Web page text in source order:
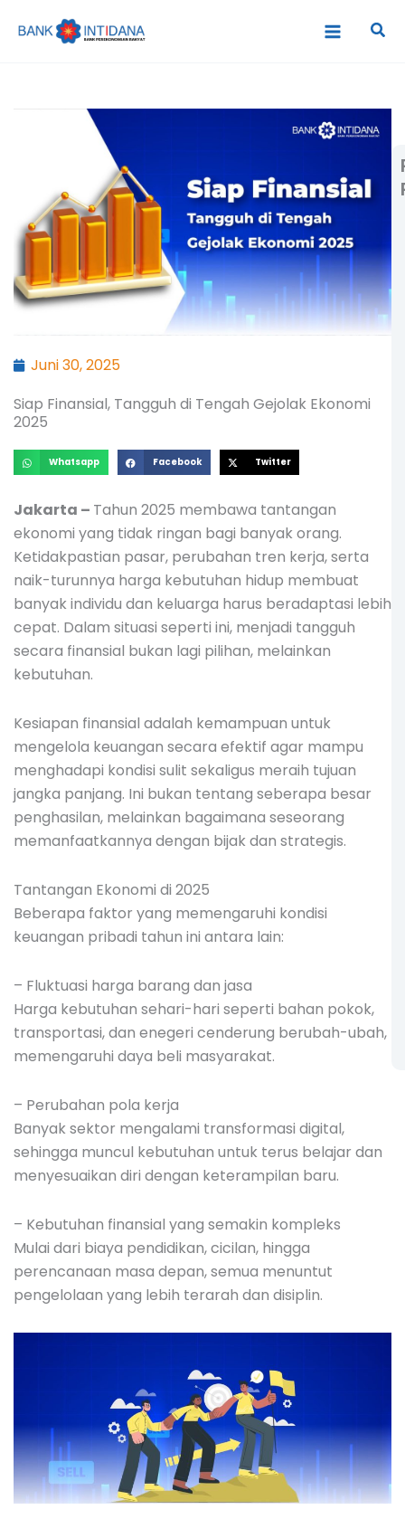
Cari
Juni 30, 2025
Siap Finansial, Tangguh di Tengah Gejolak Ekonomi
2025
Whatsapp Facebook Twitter
Jakarta – Tahun 2025 membawa tantangan
ekonomi yang tidak ringan bagi banyak orang.
Ketidakpastian pasar, perubahan tren kerja, serta
naik-turunnya harga kebutuhan hidup membuat
banyak individu dan keluarga harus beradaptasi lebih
cepat. Dalam situasi seperti ini, menjadi tangguh
secara finansial bukan lagi pilihan, melainkan
kebutuhan.
Kesiapan finansial adalah kemampuan untuk
mengelola keuangan secara efektif agar mampu
menghadapi kondisi sulit sekaligus meraih tujuan
jangka panjang. Ini bukan tentang seberapa besar
penghasilan, melainkan bagaimana seseorang
memanfaatkannya dengan bijak dan strategis.
Tantangan Ekonomi di 2025
Beberapa faktor yang memengaruhi kondisi
keuangan pribadi tahun ini antara lain:
– Fluktuasi harga barang dan jasa
Harga kebutuhan sehari-hari seperti bahan pokok,
transportasi, dan enegeri cenderung berubah-ubah,
memengaruhi daya beli masyarakat.
– Perubahan pola kerja
Banyak sektor mengalami transformasi digital,
sehingga muncul kebutuhan untuk terus belajar dan
menyesuaikan diri dengan keterampilan baru.
– Kebutuhan finansial yang semakin kompleks
Mulai dari biaya pendidikan, cicilan, hingga
perencanaan masa depan, semua menuntut
pengelolaan yang lebih terarah dan disiplin.